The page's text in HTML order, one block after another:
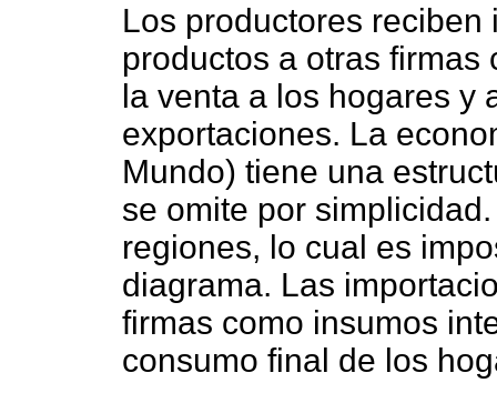
Los productores
productos a otras
la venta a los hogares y
exportaciones. La
Mundo) tiene una
se omite por
regiones, lo cual es
diagrama. Las
firmas como insumos
consumo final de los